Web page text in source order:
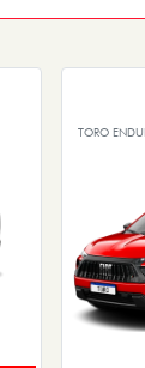
TORO